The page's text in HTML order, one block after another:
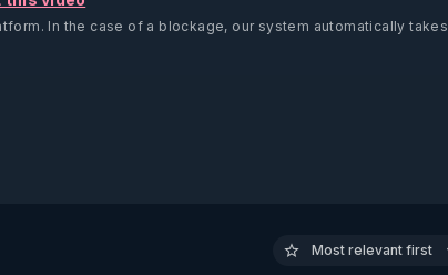
In the case of a blockage, our system automatically takes
Most relevant first